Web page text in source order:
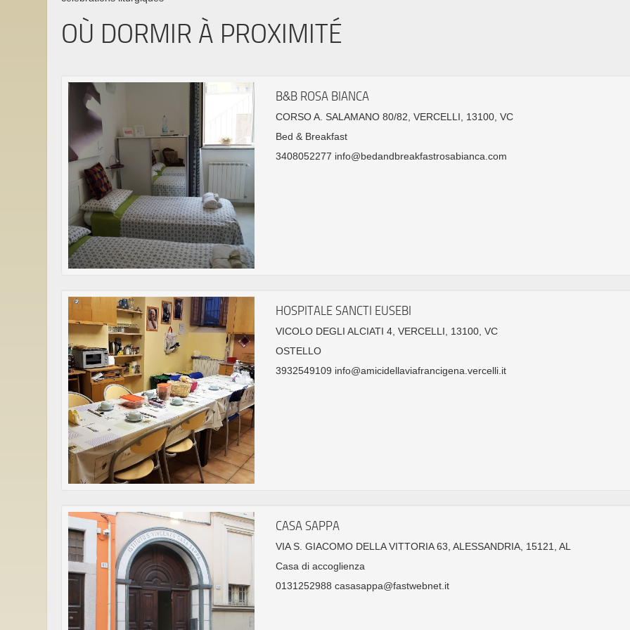
OÙ DORMIR À PROXIMITÉ
B&B ROSA BIANCA
CORSO A. SALAMANO 80/82, VERCELLI, 13100, VC
Bed & Breakfast
3408052277 info@bedandbreakfastrosabianca.com
HOSPITALE SANCTI EUSEBI
VICOLO DEGLI ALCIATI 4, VERCELLI, 13100, VC
OSTELLO
3932549109 info@amicidellaviafrancigena.vercelli.it
CASA SAPPA
VIA S. GIACOMO DELLA VITTORIA 63, ALESSANDRIA, 15121, AL
Casa di accoglienza
0131252988 casasappa@fastwebnet.it